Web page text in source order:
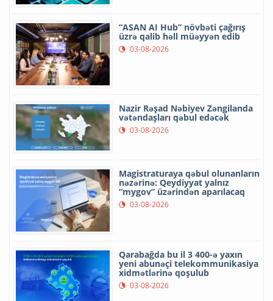
“ASAN AI Hub” növbəti çağırış
üzrə qalib həll müəyyən edib
03-08-2026
Nazir Rəşad Nəbiyev Zəngilanda
vətəndaşları qəbul edəcək
03-08-2026
Magistraturaya qəbul olunanların
nəzərinə: Qeydiyyat yalnız
“mygov” üzərindən aparılacaq
03-08-2026
Qarabağda bu il 3 400-ə yaxın
yeni abunəçi telekommunikasiya
xidmətlərinə qoşulub
03-08-2026